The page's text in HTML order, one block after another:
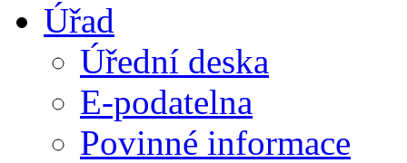
Úřad
Úřední deska
E-podatelna
Povinné informace